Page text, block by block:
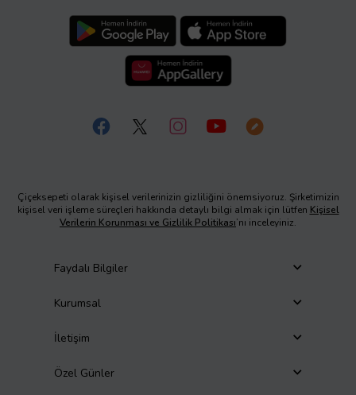
Çiçeksepeti olarak kişisel verilerinizin gizliliğini önemsiyoruz. Şirketimizin
kişisel veri işleme süreçleri hakkında detaylı bilgi almak için lütfen Kişisel
Verilerin Korunması ve Gizlilik Politikası’nı inceleyiniz.
Faydalı Bilgiler
Kurumsal
İletişim
Özel Günler